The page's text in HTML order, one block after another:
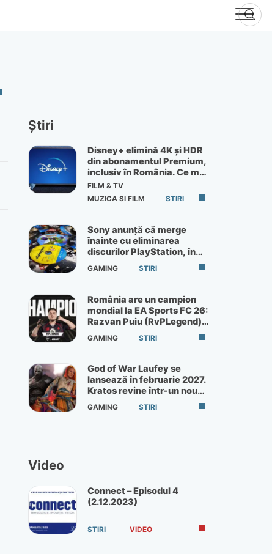
Știri
Disney+ elimină 4K și HDR
din abonamentul Premium,
inclusiv în România. Ce mai
primești de 60 lei pe lună
FILM & TV
MUZICA SI FILM
STIRI
Sony anunță că merge
înainte cu eliminarea
discurilor PlayStation, în
ciuda protestelor
GAMING STIRI
România are un campion
mondial la EA Sports FC 26:
Razvan Puiu (RvPLegend)
câștigă turneul de la Paris
GAMING STIRI
God of War Laufey se
lansează în februarie 2027.
Kratos revine într-un nou
God of War
GAMING STIRI
Video
Connect – Episodul 4
(2.12.2023)
STIRI VIDEO